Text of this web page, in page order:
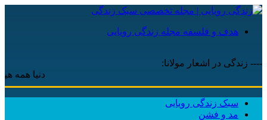
هدف و فلسفه مجله زندگی رویایی
---- زندگی در اشعار مولانا:
دنیا همه هیچ و
سبک زندگی رویایی
مد و فشن